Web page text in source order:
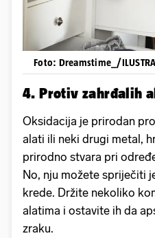
Foto: Dreamstime_/
4. Protiv zahrđalih
Oksidacija je prirodan
alati ili neki drugi metal,
prirodno stvara pri
No, nju možete spriječiti
krede. Držite nekoliko
alatima i ostavite ih da
zraku.